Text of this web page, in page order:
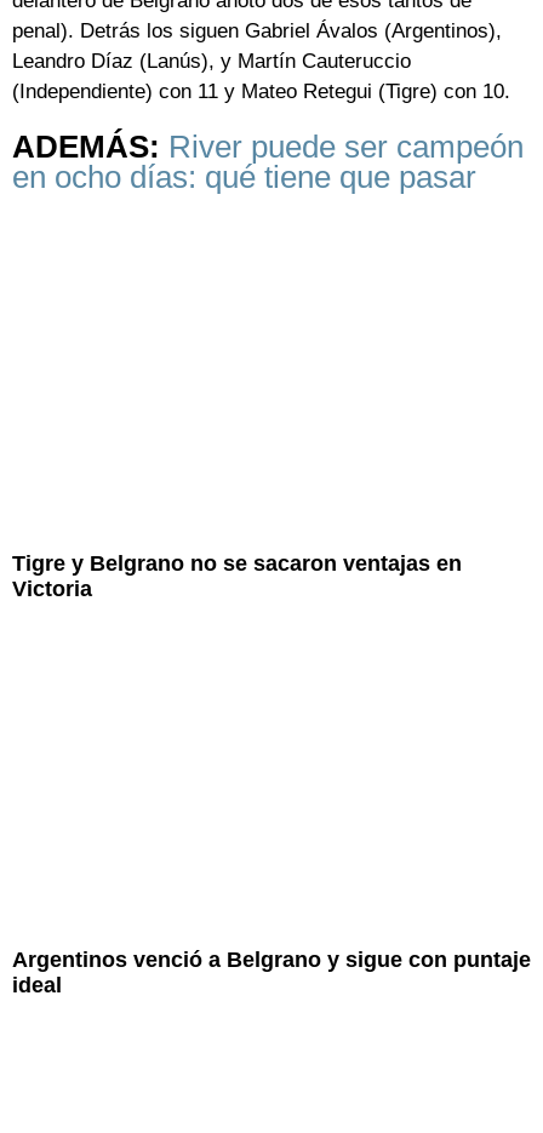
penal). Detrás los siguen Gabriel Ávalos (Argentinos),
Leandro Díaz (Lanús), y Martín Cauteruccio
(Independiente) con 11 y Mateo Retegui (Tigre) con 10.
ADEMÁS: River puede ser campeón
en ocho días: qué tiene que pasar
Tigre y Belgrano no se sacaron ventajas en
Victoria
Argentinos venció a Belgrano y sigue con puntaje
ideal